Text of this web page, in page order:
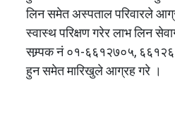
लिन समेत अस्पताल परिवारले
स्वास्थ परिक्षण गरेर लाभ लिन
सम्र्पक नं ०१-६६१२७०५,
हुन समेत मारिखुले आग्रह गरे ।